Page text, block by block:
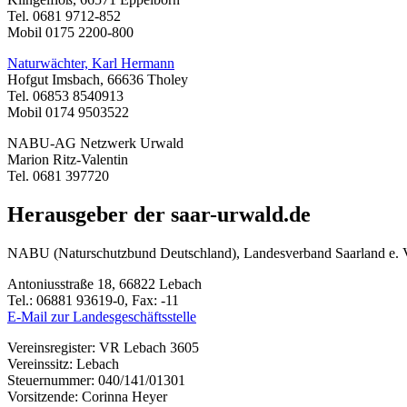
Tel. 0681 9712-852
Mobil 0175 2200-800
Naturwächter, Karl Hermann
Hofgut Imsbach, 66636 Tholey
Tel. 06853 8540913
Mobil 0174 9503522
NABU-AG Netzwerk Urwald
Marion Ritz-Valentin
Tel. 0681 397720
Herausgeber der saar-urwald.de
NABU (Naturschutzbund Deutschland), Landesverband Saarland e.
Antoniusstraße 18, 66822 Lebach
Tel.: 06881 93619-0, Fax: -11
E-Mail zur Landesgeschäftsstelle
Vereinsregister: VR Lebach 3605
Vereinssitz: Lebach
Steuernummer: 040/141/01301
Vorsitzende: Corinna Heyer